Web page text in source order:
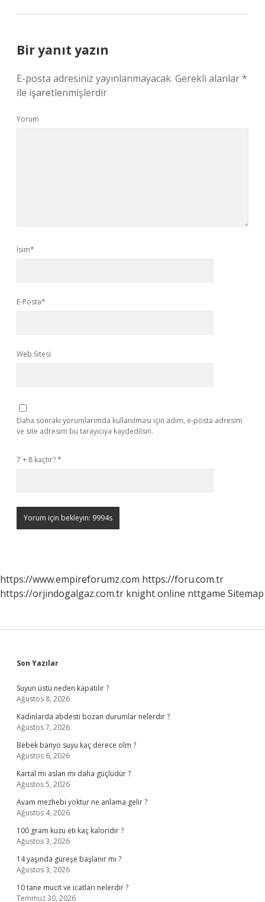
Bir yanıt yazın
E-posta adresiniz yayınlanmayacak. Gerekli alanlar*
ile işaretlenmişlerdir
Yorum
İsim*
E-Posta*
Web Sitesi
Daha sonraki yorumlarımda kullanılması için adım, e-posta adresim
ve site adresim bu tarayıcıya kaydedilsin.
7 + 8 kaçtır?*
https://www.empireforumz.com https://foru.com.tr
https://orjindogalgaz.com.tr knight online nttgame Sitemap
Sidebar
Son Yazılar
Suyun üstü neden kapatılır ?
Ağustos 8, 2026
Kadınlarda abdesti bozan durumlar nelerdir ?
Ağustos 7, 2026
Bebek banyo suyu kaç derece olm ?
Ağustos 6, 2026
Kartal mı aslan mı daha güçlüdür ?
Ağustos 5, 2026
Avam mezhebi yoktur ne anlama gelir ?
Ağustos 4, 2026
100 gram kuzu eti kaç kaloridir ?
Ağustos 3, 2026
14 yaşında güreşe başlanır mı ?
Ağustos 3, 2026
10 tane mucit ve icatları nelerdir ?
Temmuz 30, 2026